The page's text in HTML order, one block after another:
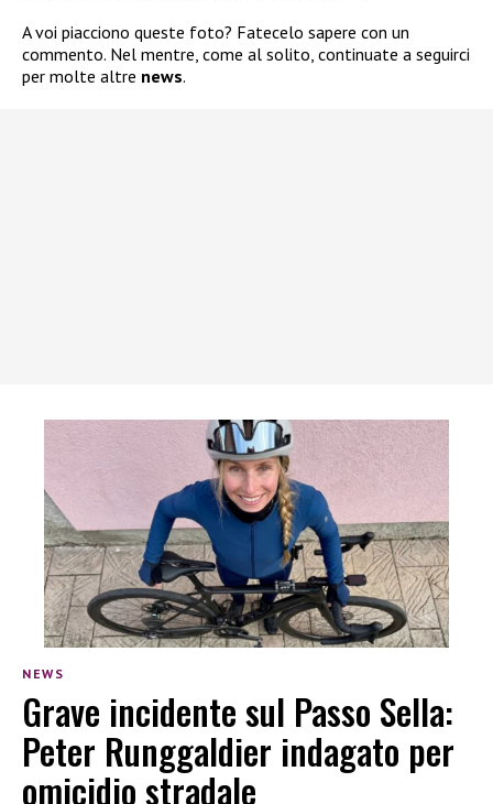
A voi piacciono queste foto? Fatecelo sapere con un
commento. Nel mentre, come al solito, continuate a seguirci
per molte altre news.
NEWS
Grave incidente sul Passo Sella:
Peter Runggaldier indagato per
omicidio stradale